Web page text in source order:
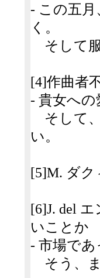
- この五
く。
そして
[4]作曲者
- 貴女へ
そして
い。
[5]M. ダ
[6]J. del
いことか
- 市場で
そう、